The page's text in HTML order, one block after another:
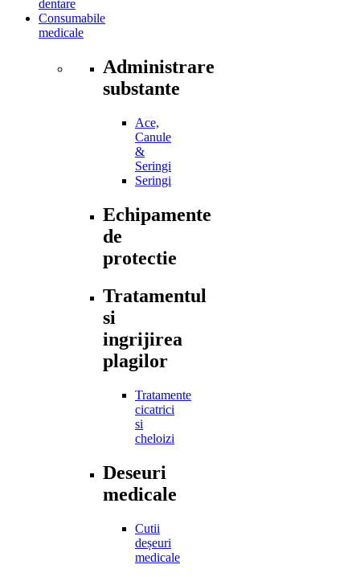
dentare
Consumabile
medicale
Administrare
substante
Ace,
Canule
&
Seringi
Seringi
Echipamente
de
protectie
Tratamentul
si
ingrijirea
plagilor
Tratamente
cicatrici
si
cheloizi
Deseuri
medicale
Cutii
deșeuri
medicale